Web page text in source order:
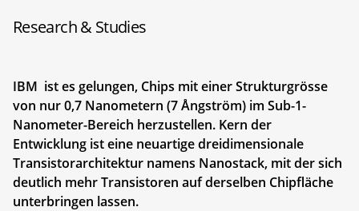
Research & Studies
IBM ist es gelungen, Chips mit einer Strukturgrösse
von nur 0,7 Nanometern (7 Ångström) im Sub-1-
Nanometer-Bereich herzustellen. Kern der
Entwicklung ist eine neuartige dreidimensionale
Transistorarchitektur namens Nanostack, mit der sich
deutlich mehr Transistoren auf derselben Chipfläche
unterbringen lassen.